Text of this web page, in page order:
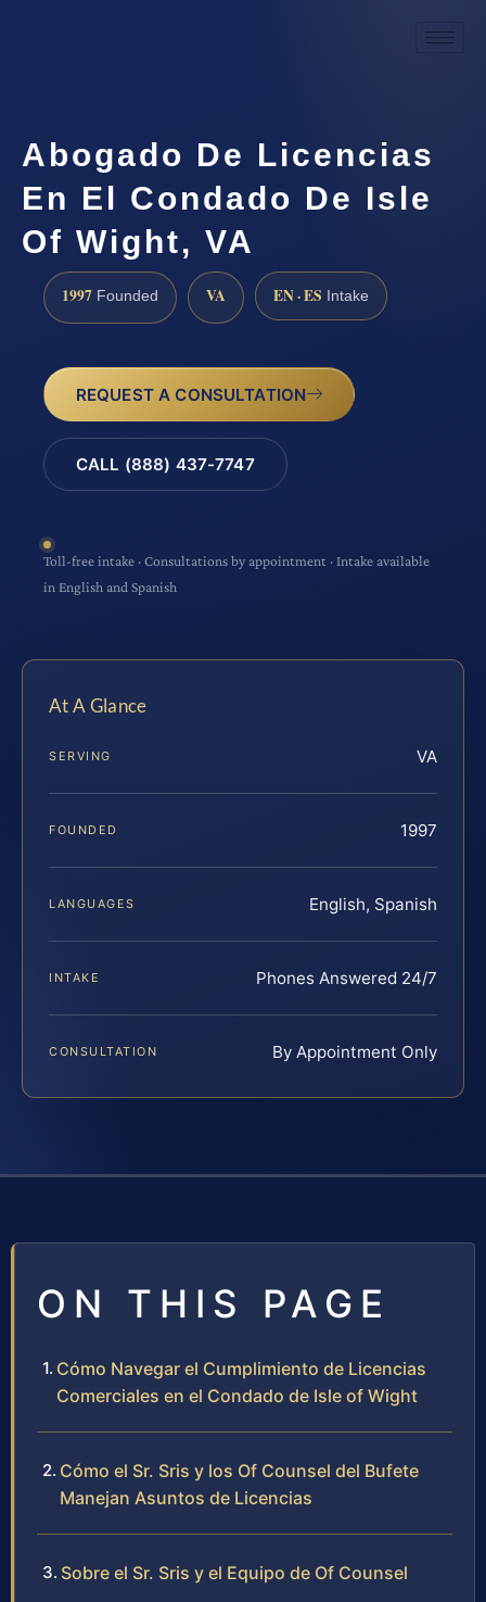
Abogado De Licencias
En El Condado De Isle
Of Wight, VA
1997 Founded VA EN · ES Intake
REQUEST A CONSULTATION
CALL (888) 437-7747
Toll-free intake · Consultations by appointment · Intake available
in English and Spanish
At A Glance
SERVING VA
FOUNDED 1997
LANGUAGES English, Spanish
INTAKE Phones Answered 24/7
CONSULTATION By Appointment Only
ON THIS PAGE
Cómo Navegar el Cumplimiento de Licencias
Comerciales en el Condado de Isle of Wight
Cómo el Sr. Sris y los Of Counsel del Bufete
Manejan Asuntos de Licencias
Sobre el Sr. Sris y el Equipo de Of Counsel